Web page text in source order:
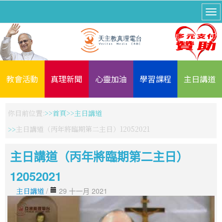
教會活動 真理新聞 心靈加油 學習課程 主日講道
你目前位置: 首頁
主日講道
主日講道（丙年將臨期第二主日）12052021
主日講道（丙年將臨期第二主日）
12052021
主日講道 / 29 十一月 2021